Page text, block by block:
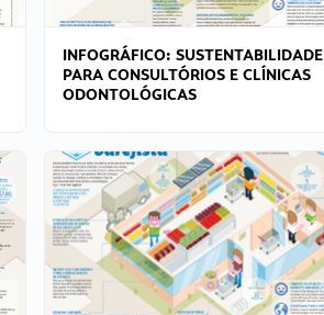
INFOGRÁFICO: SUSTENTABILIDADE
PARA CONSULTÓRIOS E CLÍNICAS
ODONTOLÓGICAS